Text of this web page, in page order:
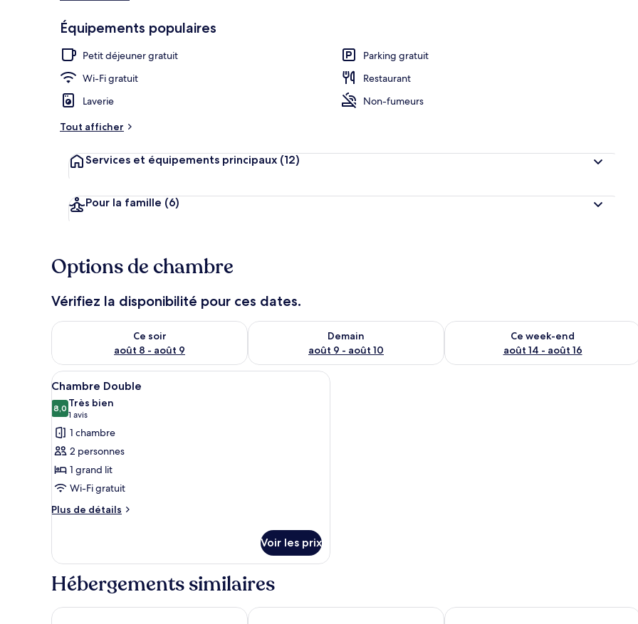
Équipements populaires
Petit déjeuner gratuit
Parking gratuit
Wi-Fi gratuit
Restaurant
Laverie
Non-fumeurs
Tout afficher
Services et équipements principaux (12)
Pour la famille (6)
Options de chambre
Vérifiez la disponibilité pour ces dates.
Ce soir
août 8 - août 9
Vérifier la disponibilité pour ce soir août 8 - août 9
Demain
août 9 - août 10
Vérifier la disponibilité pour demain août 9 - août 10
Ce week-end
août 14 - août 16
Vérifier la disponibilité pour ce week-
Afficher
toutes
les
photos
pour
ce
type
de
chambre :
Une chambre d’hôtel avec un lit, une chaise, une table et un balcon donnant sur un paysage verdoyant.
6
Chambre Double
8,08,0 sur 10
Très bien
1 avis
(1 avis)
1 chambre
2 personnes
1 grand lit
Wi-Fi gratuit
Plus de détails
Plus
le
type
de
Chambre
Voir les prix
Hébergements similaires
Airport-Hotel Fortuna Hotel Zur Post Hotel Schoos